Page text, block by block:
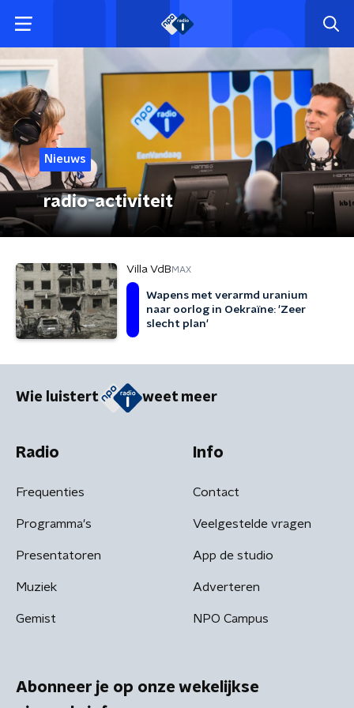
Nieuws
radio-activiteit
Villa VdB MAX
Wapens met verarmd uranium
naar oorlog in Oekraïne: 'Zeer
slecht plan'
Wie luistert weet meer
Radio
Frequenties
Programma's
Presentatoren
Muziek
Gemist
Info
Contact
Veelgestelde vragen
App de studio
Adverteren
NPO Campus
Abonneer je op onze wekelijkse